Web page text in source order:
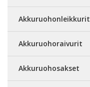
Akkuruohonleikkurit
Akkuruohoraivurit
Akkuruohosakset